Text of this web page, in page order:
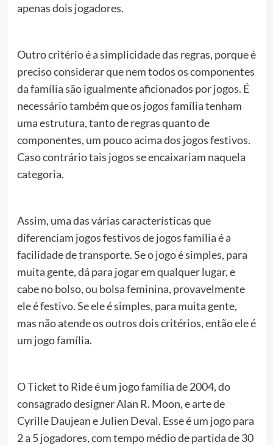
apenas dois jogadores.
Outro critério é a simplicidade das regras, porque é
preciso considerar que nem todos os componentes
da família são igualmente aficionados por jogos. É
necessário também que os jogos família tenham
uma estrutura, tanto de regras quanto de
componentes, um pouco acima dos jogos festivos.
Caso contrário tais jogos se encaixariam naquela
categoria.
Assim, uma das várias características que
diferenciam jogos festivos de jogos família é a
facilidade de transporte. Se o jogo é simples, para
muita gente, dá para jogar em qualquer lugar, e
cabe no bolso, ou bolsa feminina, provavelmente
ele é festivo. Se ele é simples, para muita gente,
mas não atende os outros dois critérios, então ele é
um jogo família.
O Ticket to Ride é um jogo família de 2004, do
consagrado designer Alan R. Moon, e arte de
Cyrille Daujean e Julien Deval. Esse é um jogo para
2 a 5 jogadores, com tempo médio de partida de 30